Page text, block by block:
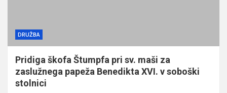
DRUŽBA
Pridiga škofa Štumpfa pri sv. maši za
zaslužnega papeža Benedikta XVI. v soboški
stolnici